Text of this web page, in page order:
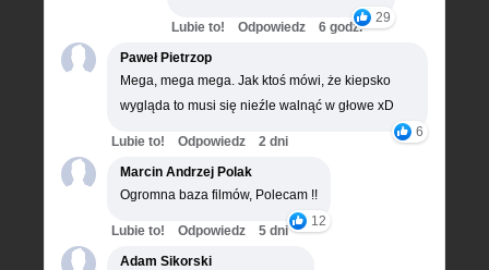
29
Lubie to! Odpowiedz
6 godz.
Paweł Pietrzop
Mega, mega mega. Jak ktoś mówi, że kiepsko
wygląda to musi się nieźle walnąć w głowe xD
6
Lubie to! Odpowiedz
2 dni
Marcin Andrzej Polak
Ogromna baza filmów, Polecam !!
12
Lubie to! Odpowiedz
5 dni
Adam Sikorski